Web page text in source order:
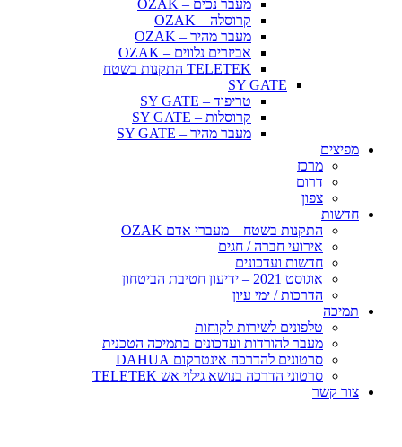
מעבר נכים – OZAK
קרוסלה – OZAK
מעבר מהיר – OZAK
אביזרים נלווים – OZAK
TELETEK התקנות בשטח
SY GATE
טריפוד – SY GATE
קרוסלות – SY GATE
מעבר מהיר – SY GATE
מפיצים
מרכז
דרום
צפון
חדשות
התקנות בשטח – מעברי אדם OZAK
אירועי חברה / חגים
חדשות ועדכונים
אוגוסט 2021 – ידיעון חטיבת הביטחון
הדרכות / ימי עיון
תמיכה
טלפונים לשירות לקוחות
מעבר להורדות ועדכונים בתמיכה הטכנית
סרטונים להדרכה אינטרקום DAHUA
סרטוני הדרכה בנושא גילוי אש TELETEK
צור קשר